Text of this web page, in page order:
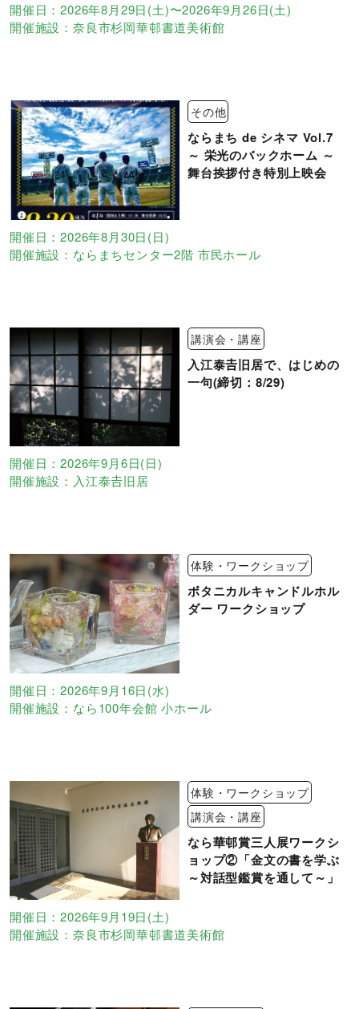
開催日：2026年8月29日(土)〜2026年9月26日(土)
開催施設：奈良市杉岡華邨書道美術館
その他
ならまち de シネマ Vol.7
～ 栄光のバックホーム ～
舞台挨拶付き特別上映会
開催日：2026年8月30日(日)
開催施設：ならまちセンター2階 市民ホール
講演会・講座
入江泰𠮷旧居で、はじめの
一句(締切：8/29)
開催日：2026年9月6日(日)
開催施設：入江泰𠮷旧居
体験・ワークショップ
ボタニカルキャンドルホル
ダー ワークショップ
開催日：2026年9月16日(水)
開催施設：なら100年会館 小ホール
体験・ワークショップ
講演会・講座
なら華邨賞三人展ワークシ
ョップ②「金文の書を学ぶ
～対話型鑑賞を通して～」
開催日：2026年9月19日(土)
開催施設：奈良市杉岡華邨書道美術館